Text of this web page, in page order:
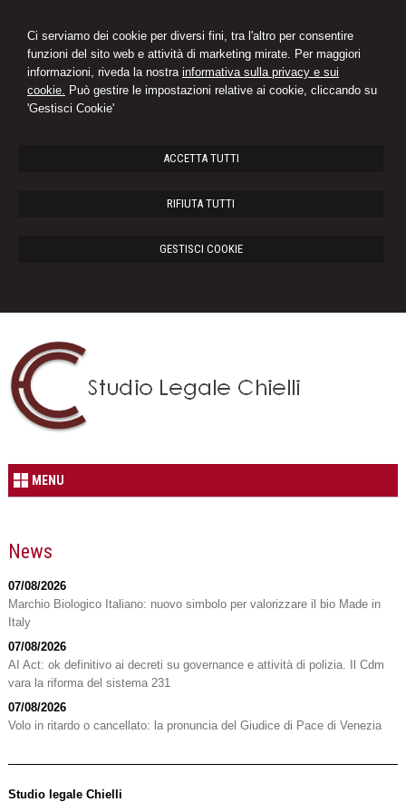
Ci serviamo dei cookie per diversi fini, tra l'altro per consentire
funzioni del sito web e attività di marketing mirate. Per maggiori
informazioni, riveda la nostra informativa sulla privacy e sui
cookie. Può gestire le impostazioni relative ai cookie, cliccando su
'Gestisci Cookie'
ACCETTA TUTTI
RIFIUTA TUTTI
GESTISCI COOKIE
MENU
News
07/08/2026
Marchio Biologico Italiano: nuovo simbolo per valorizzare il bio Made in
Italy
07/08/2026
AI Act: ok definitivo ai decreti su governance e attività di polizia. Il Cdm
vara la riforma del sistema 231
07/08/2026
Volo in ritardo o cancellato: la pronuncia del Giudice di Pace di Venezia
Studio legale Chielli